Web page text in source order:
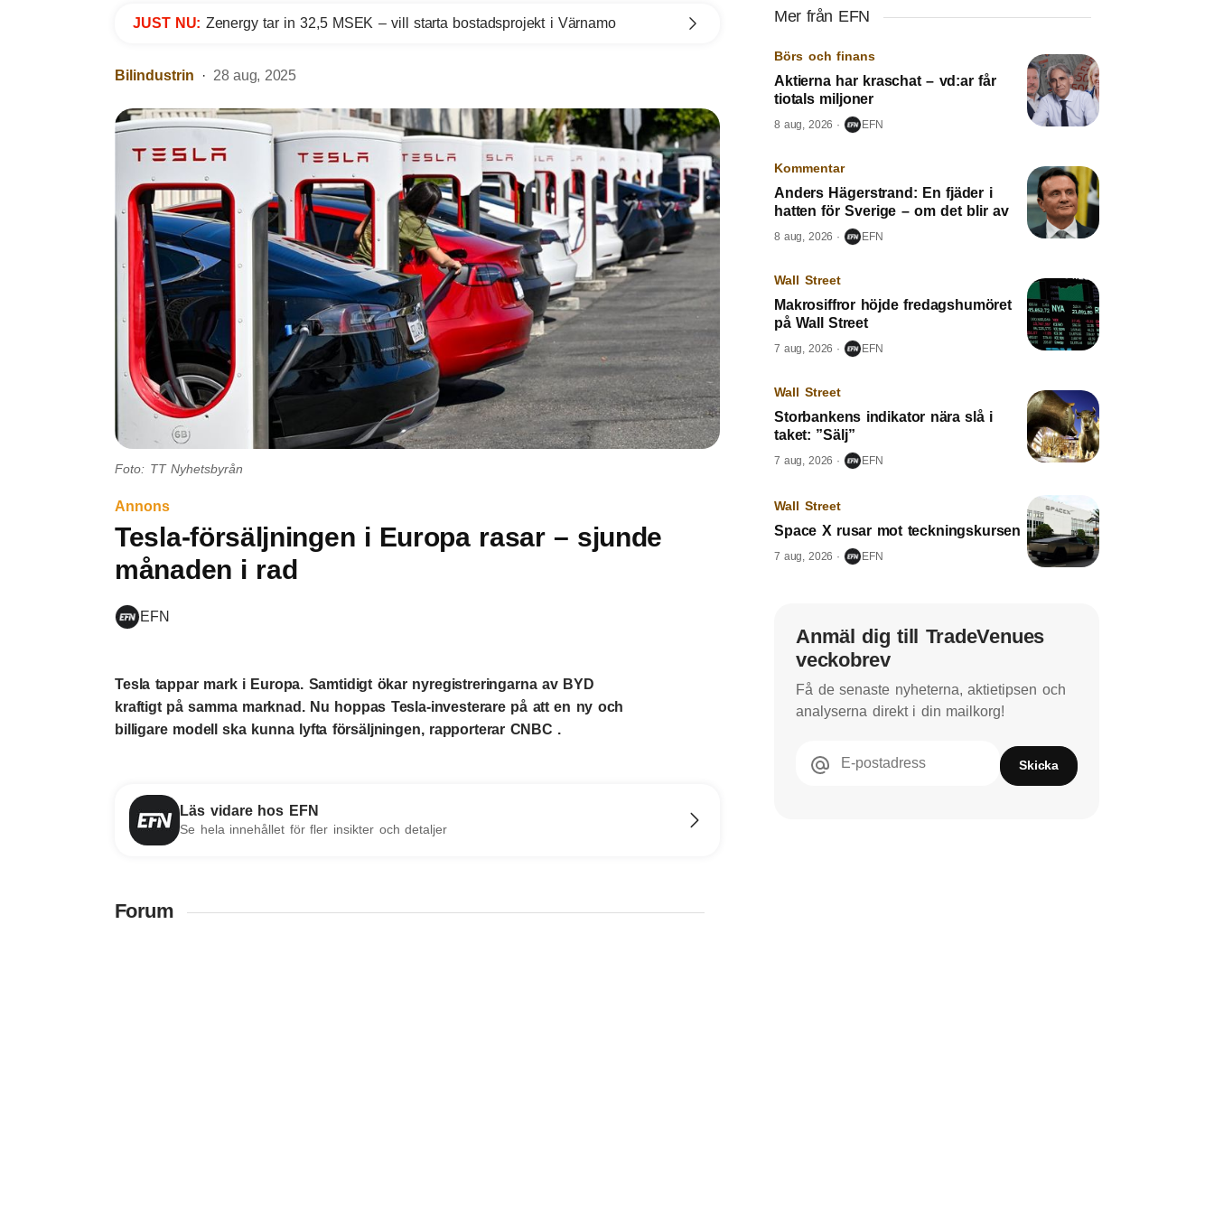
JUST NU: Zenergy tar in 32,5 MSEK – vill starta bostadsprojekt i Värnamo
Bilindustrin 28 aug, 2025
Foto: TT Nyhetsbyrån
Annons
Tesla-försäljningen i Europa rasar – sjunde
månaden i rad
EFN
Tesla tappar mark i Europa. Samtidigt ökar nyregistreringarna av BYD
kraftigt på samma marknad. Nu hoppas Tesla-investerare på att en ny och
billigare modell ska kunna lyfta försäljningen, rapporterar CNBC .
Läs vidare hos EFN
Se hela innehållet för fler insikter och detaljer
Forum
Mer från EFN
Börs och finans
Aktierna har kraschat – vd:ar får
tiotals miljoner
8 aug, 2026 EFN
Kommentar
Anders Hägerstrand: En fjäder i
hatten för Sverige – om det blir av
8 aug, 2026 EFN
Wall Street
Makrosiffror höjde fredagshumöret
på Wall Street
7 aug, 2026 EFN
Wall Street
Storbankens indikator nära slå i
taket: ”Sälj”
7 aug, 2026 EFN
Wall Street
Space X rusar mot teckningskursen
7 aug, 2026 EFN
Anmäl dig till TradeVenues
veckobrev
Få de senaste nyheterna, aktietipsen och
analyserna direkt i din mailkorg!
E-postadress Skicka